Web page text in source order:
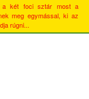
a két foci sztár most a
meg egymással, ki az
rúgni...